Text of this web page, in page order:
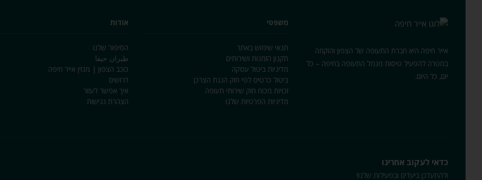
אייר חיפה היא חברת התעופה של הצפון והוקמה
במטרה להפעיל טיסות מנמל התעופה בחיפה – כל
יום‚ כל היום.
משפטי
תנאי שימוש באתר
תקנון הזמנות ושירותים
מדיניות ביטול עסקה
ביטול כרטיס לפי חוק הגנת הצרכן
זכויות מכוח חוק שירותי תעופה
מדיניות הפרטיות שלנו
אודות
הסיפור שלנו
طيران حيفا
כוכב הצפון | מגזין אייר חיפה
דרושים
איך אפשר לעזור
הצהרת נגישות
כדאי לעקוב אחרינו
ולהתעדכן ביעדים ובפעילות שלנו!